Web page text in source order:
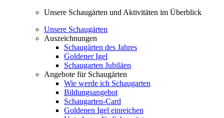
Unsere Schaugärten und Aktivitäten im Überblick
Unsere Schaugärten
Auszeichnungen
Schaugärten des Jahres
Goldener Igel
Schaugarten Jubiläen
Angebote für Schaugärten
Wie werde ich Schaugarten
Bildungsangebot
Schaugarten-Card
Goldenen Igel einreichen